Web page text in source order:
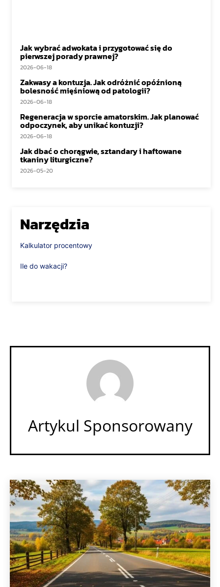
Jak wybrać adwokata i przygotować się do
pierwszej porady prawnej?
2026-06-18
Zakwasy a kontuzja. Jak odróżnić opóźnioną
bolesność mięśniową od patologii?
2026-06-18
Regeneracja w sporcie amatorskim. Jak planować
odpoczynek, aby unikać kontuzji?
2026-06-18
Jak dbać o chorągwie, sztandary i haftowane
tkaniny liturgiczne?
2026-05-20
Narzędzia
Kalkulator procentowy
Ile do wakacji?
Artykul Sponsorowany